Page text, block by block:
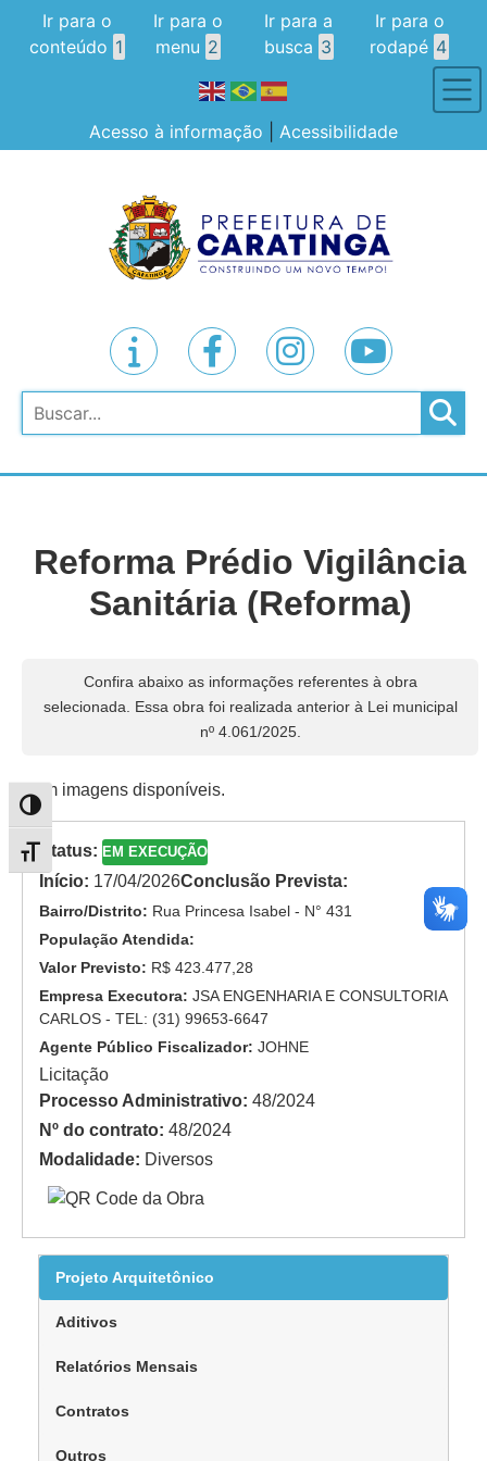
Alternar alto contraste
Alternar tamanho da fonte
Ir para o
conteúdo 1
Ir para o
menu 2
Ir para a
busca 3
Ir para o
rodapé 4
Acesso à informação Acessibilidade
Pesquisar
Reforma Prédio Vigilância
Sanitária (Reforma)
Confira abaixo as informações referentes à obra
selecionada. Essa obra foi realizada anterior à Lei municipal
nº 4.061/2025.
Sem imagens disponíveis.
Status: EM EXECUÇÃO
Início: 17/04/2026Conclusão Prevista:
Bairro/Distrito: Rua Princesa Isabel - N° 431
População Atendida:
Valor Previsto: R$ 423.477,28
Empresa Executora: JSA ENGENHARIA E CONSULTORIA
CARLOS - TEL: (31) 99653-6647
Agente Público Fiscalizador: JOHNE
Licitação
Processo Administrativo: 48/2024
Nº do contrato: 48/2024
Modalidade: Diversos
Projeto Arquitetônico
Aditivos
Relatórios Mensais
Contratos
Outros